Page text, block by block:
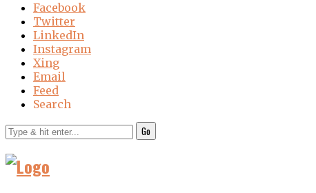
Facebook
Twitter
LinkedIn
Instagram
Xing
Email
Feed
Search
Go